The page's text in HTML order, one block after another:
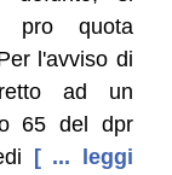
pro quota
l'avviso di
ad un
65 del dpr
[ ... leggi